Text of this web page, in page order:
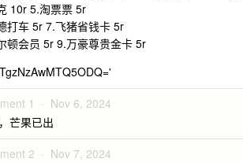
10r 5.淘票票 5r
打车 5r 7.飞猪省钱卡 5r
顿会员 5r 9.万豪尊贵金卡 5r
1 · Nov 6, 2024
芒果已出
2 · Nov 7, 2024